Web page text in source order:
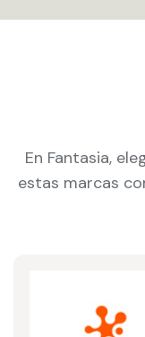
En Fantasia,
estas marcas